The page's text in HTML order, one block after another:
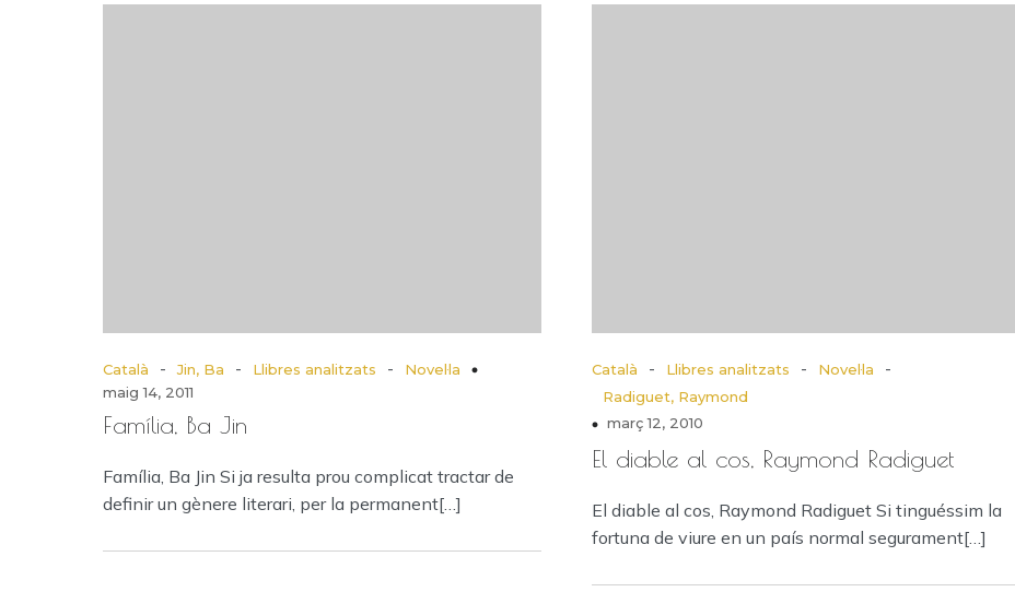
Català - Jin, Ba - Llibres analitzats -
Novel·la
maig 14, 2011
Família, Ba Jin
Família, Ba Jin Si ja resulta prou complicat tractar de
definir un gènere literari, per la permanent[…]
Català - Llibres analitzats - Novel·la -
Radiguet, Raymond
març 12, 2010
El diable al cos, Raymond Radiguet
El diable al cos, Raymond Radiguet Si tinguéssim la
fortuna de viure en un país normal segurament[…]